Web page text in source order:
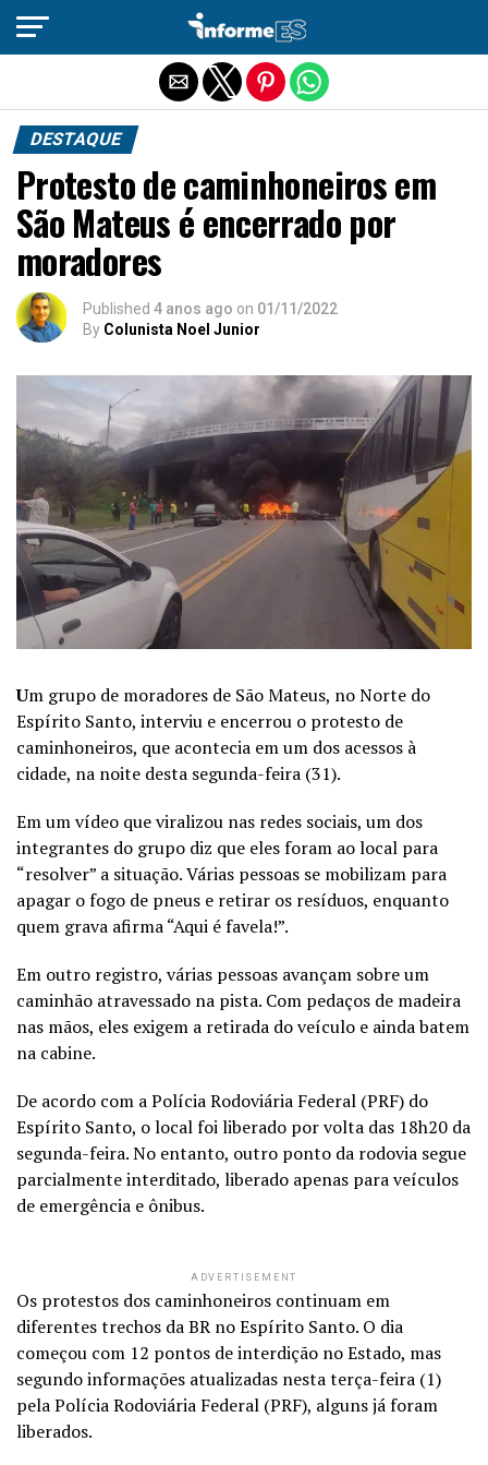
DESTAQUE
Protesto de caminhoneiros em
São Mateus é encerrado por
moradores
Published 4 anos ago on 01/11/2022
By Colunista Noel Junior
Um grupo de moradores de São Mateus, no Norte do
Espírito Santo, interviu e encerrou o protesto de
caminhoneiros, que acontecia em um dos acessos à
cidade, na noite desta segunda-feira (31).
Em um vídeo que viralizou nas redes sociais, um dos
integrantes do grupo diz que eles foram ao local para
“resolver” a situação. Várias pessoas se mobilizam para
apagar o fogo de pneus e retirar os resíduos, enquanto
quem grava afirma “Aqui é favela!”.
Em outro registro, várias pessoas avançam sobre um
caminhão atravessado na pista. Com pedaços de madeira
nas mãos, eles exigem a retirada do veículo e ainda batem
na cabine.
De acordo com a Polícia Rodoviária Federal (PRF) do
Espírito Santo, o local foi liberado por volta das 18h20 da
segunda-feira. No entanto, outro ponto da rodovia segue
parcialmente interditado, liberado apenas para veículos
de emergência e ônibus.
ADVERTISEMENT
Os protestos dos caminhoneiros continuam em
diferentes trechos da BR no Espírito Santo. O dia
começou com 12 pontos de interdição no Estado, mas
segundo informações atualizadas nesta terça-feira (1)
pela Polícia Rodoviária Federal (PRF), alguns já foram
liberados.
Sair da versão mobile